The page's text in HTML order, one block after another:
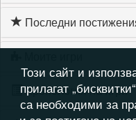
Последни
Хронология на игри
Този сайт и
прилагат
са необходими за